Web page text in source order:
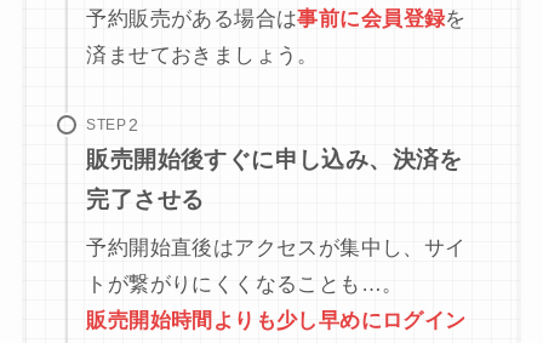
予約販売がある場合は事前に会員登録を
済ませておきましょう。
STEP
販売開始後すぐに申し込み、決済を
完了させる
予約開始直後はアクセスが集中し、サイ
トが繋がりにくくなることも…。
販売開始時間よりも少し早めにログイン